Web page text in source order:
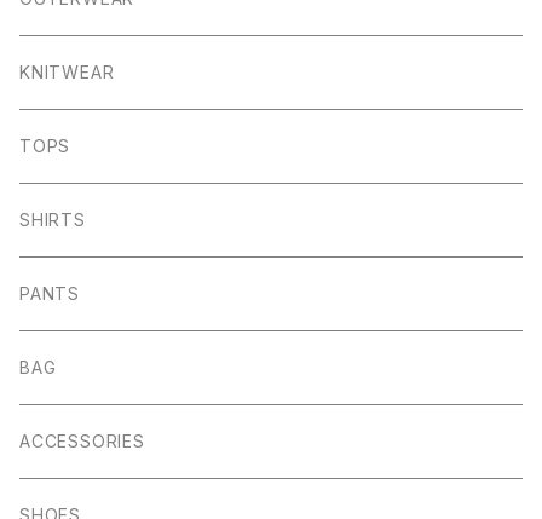
KNITWEAR
TOPS
SHIRTS
PANTS
BAG
ACCESSORIES
SHOES